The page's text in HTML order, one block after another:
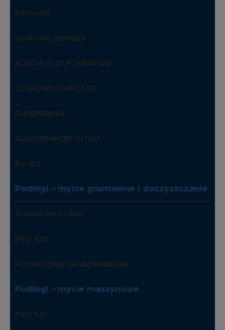
PRO-480
ALKOHOLREINIGER
ALKOHOL-DUFTREINIGER
GLANZWISCHPFLEGE
SUPERFRESH
ALLESREINIGER CITRO
PV-105
Podłogi – mycie gruntowne i doczyszczanie
TURBO-MYSTRAL
PRO 820
FUSSBODEN-GRUNDREINIGER
Podłogi – mycie maszynowe
PRO 320